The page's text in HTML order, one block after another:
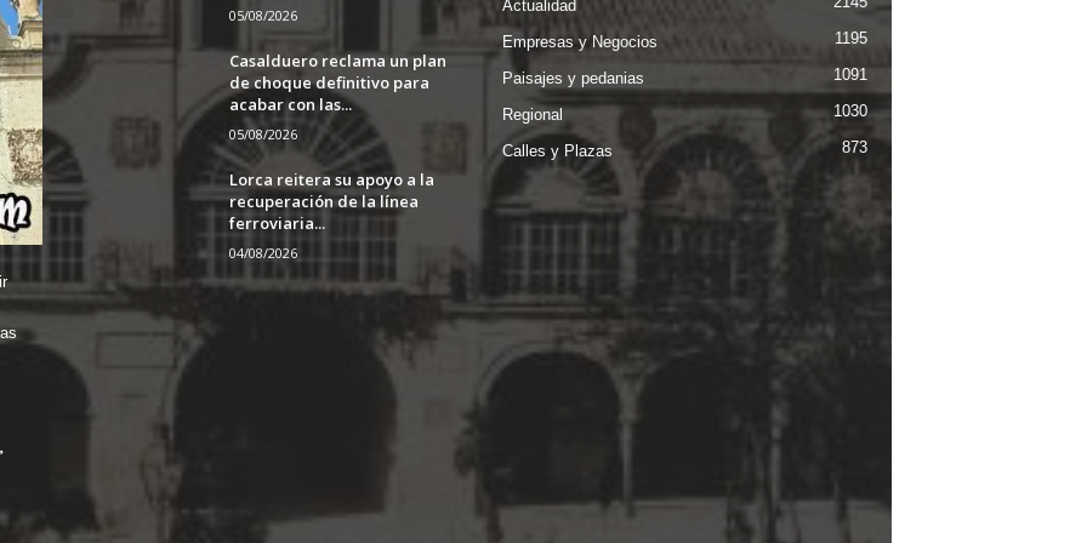
05/08/2026
Casalduero reclama un plan
de choque definitivo para
acabar con las...
05/08/2026
Lorca reitera su apoyo a la
recuperación de la línea
ferroviaria...
04/08/2026
Actualidad
Empresas y Negocios 1195
Paisajes y pedanias 1091
Regional 1030
Calles y Plazas 873